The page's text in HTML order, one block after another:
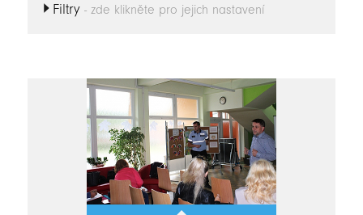
Filtry- zde klikněte pro jejich nastavení